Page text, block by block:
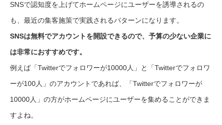
SNSで認知度を上げてホームページにユーザーを誘導されるの
も、最近の集客施策で実践されるパターンになります。
SNSは無料でアカウントを開設できるので、予算の少ない企業に
は非常におすすめです。
例えば「Twitterでフォロワーが10000人」と「Twitterでフォロワ
ーが100人」のアカウントであれば、「Twitterでフォロワーが
10000人」の方がホームページにユーザーを集めることができま
すよね。